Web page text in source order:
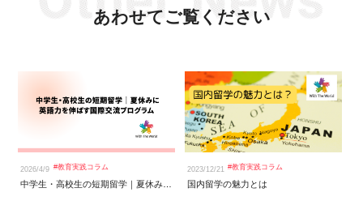
あわせてご覧ください
2026/4/9 #教育実践コラム 2023/12/21 #教育実践コラム
国内留学の魅力とは